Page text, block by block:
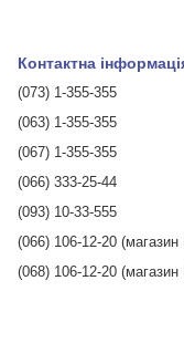
Контактна
(073) 1-355-355
(063) 1-355-355
(067) 1-355-355
(066) 333-25-44
(093) 10-33-555
(066) 106-12-20 (магазин
(068) 106-12-20 (магазин